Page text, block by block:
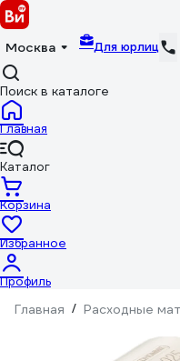
Москва Для юрлиц
Поиск в каталоге
Главная
Каталог
Корзина
Избранное
Профиль
Главная / Расходные